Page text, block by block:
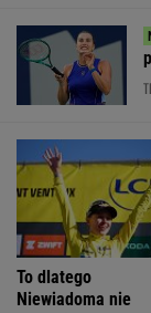
To dlatego
Niewiadoma nie